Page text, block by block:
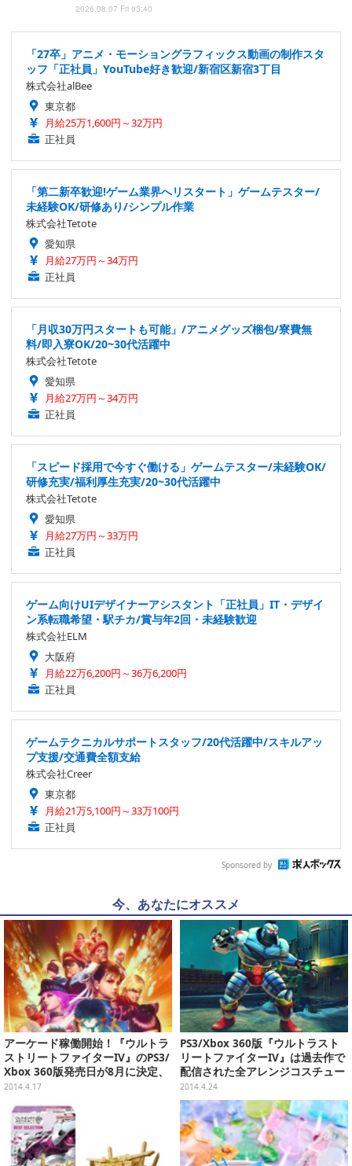
2026.08.07 Fri 03:40
「27卒」アニメ・モーショングラフィックス動画の制作スタ
ッフ「正社員」YouTube好き歓迎/新宿区新宿3丁目
株式会社alBee
東京都
月給25万1,600円～32万円
正社員
「第二新卒歓迎!ゲーム業界へリスタート」ゲームテスター/
未経験OK/研修あり/シンプル作業
株式会社Tetote
愛知県
月給27万円～34万円
正社員
「月収30万円スタートも可能」/アニメグッズ梱包/寮費無
料/即入寮OK/20~30代活躍中
株式会社Tetote
愛知県
月給27万円～34万円
正社員
「スピード採用で今すぐ働ける」ゲームテスター/未経験OK/
研修充実/福利厚生充実/20~30代活躍中
株式会社Tetote
愛知県
月給27万円～33万円
正社員
ゲーム向けUIデザイナーアシスタント「正社員」IT・デザイ
ン系転職希望・駅チカ/賞与年2回・未経験歓迎
株式会社ELM
大阪府
月給22万6,200円～36万6,200円
正社員
ゲームテクニカルサポートスタッフ/20代活躍中/スキルアッ
プ支援/交通費全額支給
株式会社Creer
東京都
月給21万5,100円～33万100円
正社員
Sponsored by
今、あなたにオススメ
アーケード稼働開始！『ウルトラ
ストリートファイターIV』のPS3/
Xbox 360版発売日が8月に決定、
各種特典情報も
2014.4.17
PS3/Xbox 360版『ウルトラスト
リートファイターIV』は過去作で
配信された全アレンジコスチュー
ムを収録
2014.4.24